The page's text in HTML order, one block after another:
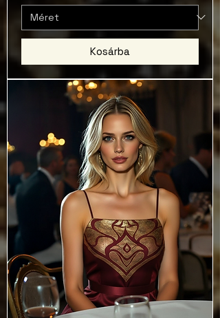
Kosárba